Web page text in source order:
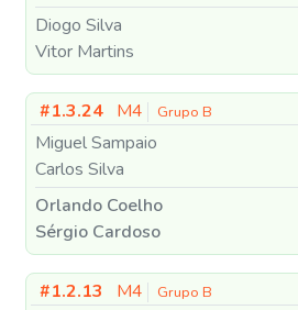
Diogo Silva
Vitor Martins
#1.3.24 M4 Grupo B
Miguel Sampaio
Carlos Silva
Orlando Coelho
Sérgio Cardoso
#1.2.13 M4 Grupo B